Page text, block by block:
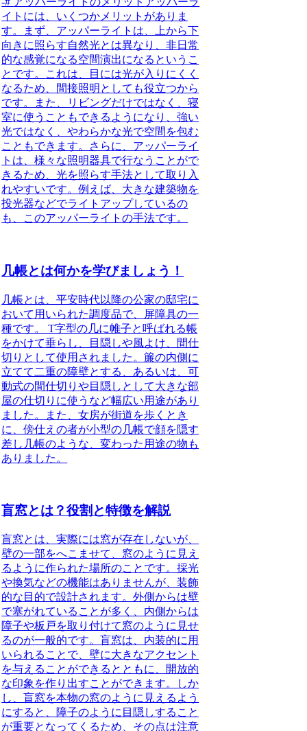
イトには、いくつかメリットがありま
す。
まず、アッパーライトは、上から下
向きに照らす自然光とは異なり、非日常
的な感覚になる空間演出になるというこ
とです。
これは、目には光が入りにくく
なるため、間接照明としても役立つから
です。また、リビングだけではなく、寝
室に使うこともできるようになり、強い
光ではなく、やわらかな光で空間を包む
こともできます。さらに、アッパーライ
トは、様々な照明器具で行なうことがで
きるため、光を照らす手法として取り入
れやすいです。例えば、大きな建築物を
投光器などでライトアップしているの
も、このアッパーライトの手法です。
几帳とは何かを学びましょう！
几帳とは、平安時代以降の公家の邸宅に
おいて用いられた調度品で、屏障具の一
種です。
T字型の几に帷子と呼ばれる帳
をかけて垂らし、目隠しや風よけ、間仕
切りとして使用されました。簾の内側に
立てて二重の障壁とする、あるいは、可
動式の間仕切りや目隠しとして大きな部
屋の仕切りに使うなど幅広い用途があり
ました。また、女房が街道を歩くとき
に、傍仕えの者が小型の几帳で顔を隠す
差し几帳のような、変わった用途の物も
ありました。
盲窓とは？役割と特徴を解説
盲窓とは、実際には窓が存在しないが、
壁の一部をへこませて、窓のように見え
るように作られた場所のこと です。採光
や換気などの機能はありませんが、装飾
的な目的で設計されます。外側からは壁
で塞がれていることが多く、内側からは
障子や板戸を取り付けて窓のように見せ
るのが一般的です。盲窓は、内装的に用
いられることで、壁に大きなアクセント
を与えることができるとともに、開放的
な印象を作り出すことができます。しか
し、盲窓を本物の窓のように見えるよう
にすると、障子のように目隠しすること
が重要となってくるため、その点は注意